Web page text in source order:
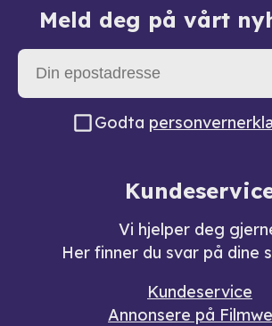
Meld deg på vårt
Godta
Vi hjelper deg
Her finner du svar på dine
Kundeservice
Annonsere på